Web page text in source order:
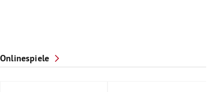
Onlinespiele